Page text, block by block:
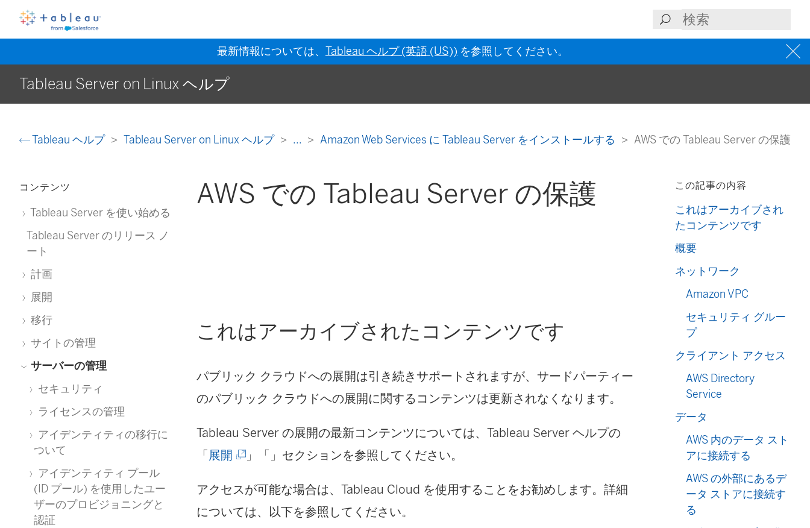
最新情報については、 Tableau ヘルプ (英語 (US)) を参照してください。
Tableau Server on Linux ヘルプ
Tableau ヘルプ Tableau Server on Linux ヘルプ ... Amazon Web Services に Tableau Server をインストールする AWS での Tableau Server の保護
コンテンツ
Tableau Server を使い始める
Tableau Server のリリース ノ
ート
計画
展開
移行
サイトの管理
サーバーの管理
セキュリティ
ライセンスの管理
アイデンティティの移行に
ついて
アイデンティティ プール
(ID プール) を使用したユー
ザーのプロビジョニングと
認証
AWS での Tableau Server の保護
これはアーカイブされたコンテンツです
パブリック クラウドへの展開は引き続きサポートされますが、サードパーティー
のパブリック クラウドへの展開に関するコンテンツは更新されなくなります。
Tableau Server の展開の最新コンテンツについては、Tableau Server ヘルプの
「展開 (
し
い
」「」セクションを参照してください。
アクセスが可能な場合は、Tableau Cloud を使用することをお勧めします。詳細
については、以下を参照してください。
この記事の内容
これはアーカイブされ
たコンテンツです
概要
ネットワーク
Amazon VPC
セキュリティ グルー
プ
クライアント アクセス
AWS Directory
Service
データ
AWS 内のデータ スト
アに接続する
AWS の外部にあるデ
ータ ストアに接続す
る